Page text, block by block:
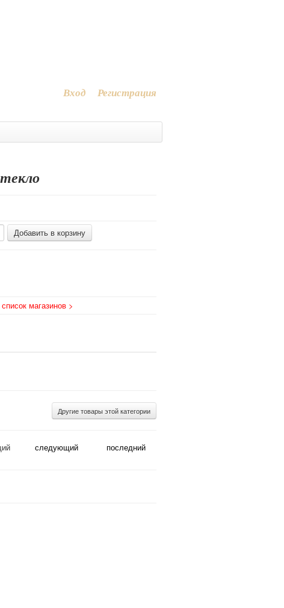
Вход Регистрация
магазинов >
Другие товары этой категории
следующий последний